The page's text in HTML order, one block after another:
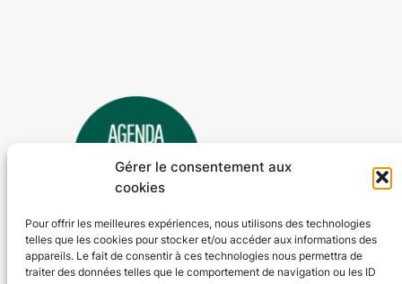
Gérer le consentement aux
cookies
Pour offrir les meilleures expériences, nous utilisons des technologies
telles que les cookies pour stocker et/ou accéder aux informations des
appareils. Le fait de consentir à ces technologies nous permettra de
traiter des données telles que le comportement de navigation ou les ID
Agenda 24